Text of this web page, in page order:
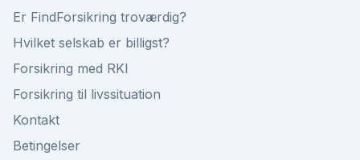
Er FindForsikring troværdig?
Hvilket selskab er billigst?
Forsikring med RKI
Forsikring til livssituation
Kontakt
Betingelser